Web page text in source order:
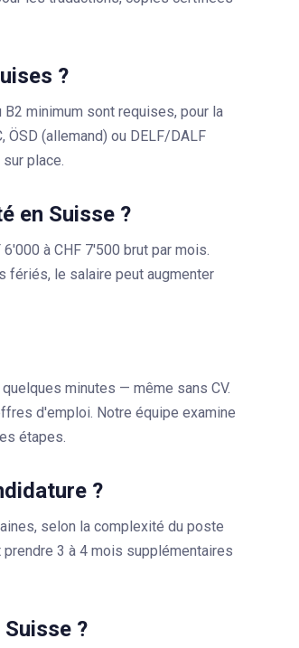
?
minimum sont requises, pour la
ÖSD (allemand) ou DELF/DALF
place.
en Suisse ?
à CHF 7'500 brut par mois.
fériés, le salaire peut augmenter
minutes — même sans CV.
d'emploi. Notre équipe examine
étapes.
?
selon la complexité du poste
3 à 4 mois supplémentaires
?